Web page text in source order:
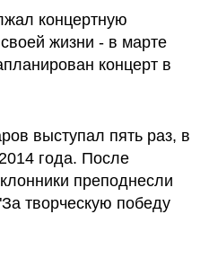
концертную
жизни - в марте
концерт в
выступал пять раз, в
года. После
преподнесли
творческую победу